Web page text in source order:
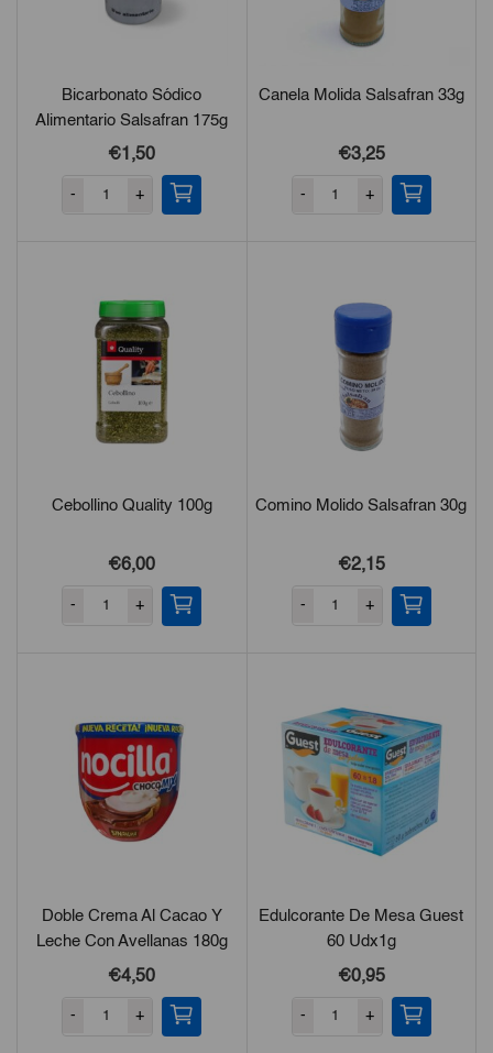
Bicarbonato Sódico
Alimentario Salsafran 175g
€1,50
- +
Canela Molida Salsafran 33g
€3,25
- +
Cebollino Quality 100g
€6,00
- +
Comino Molido Salsafran 30g
€2,15
- +
Doble Crema Al Cacao Y
Leche Con Avellanas 180g
€4,50
- +
Edulcorante De Mesa Guest
60 Udx1g
€0,95
- +